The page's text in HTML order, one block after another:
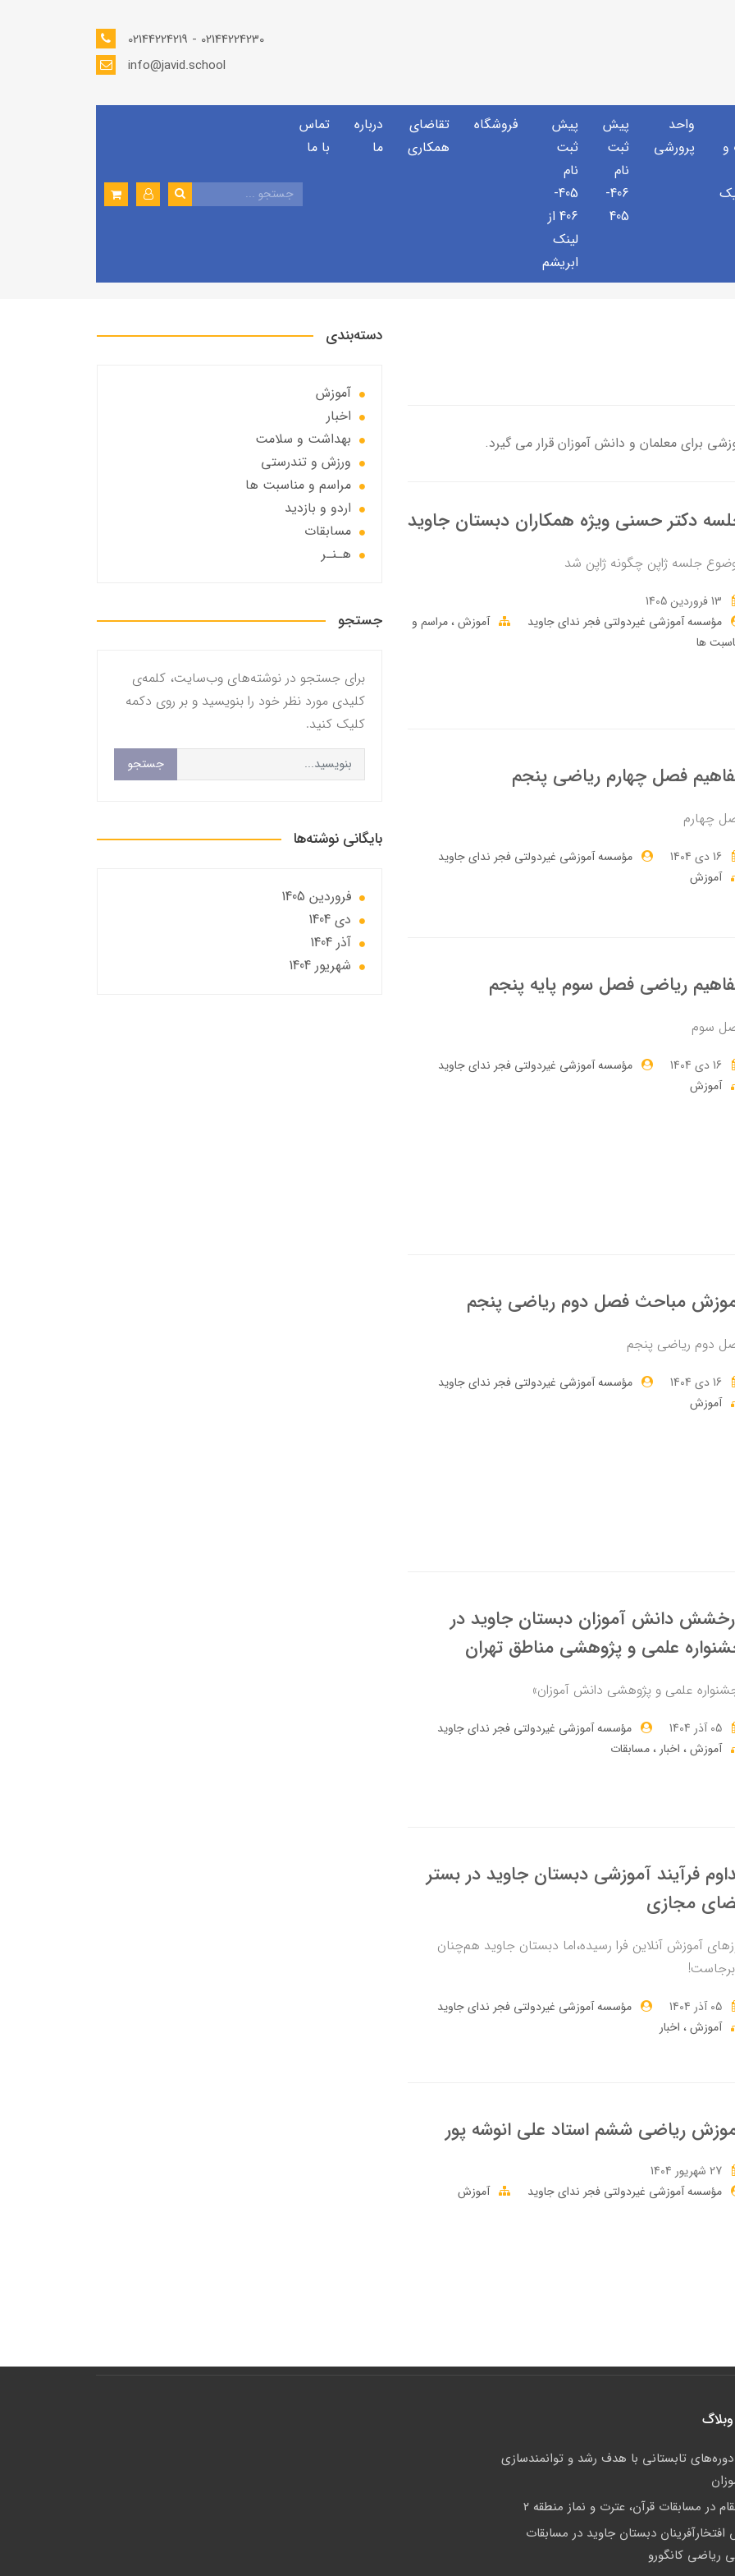
02144224219 - 02144224230
info@javid.school
و
واحد
پرورشی
پیش
ثبت
نام
406-
405
پیش
ثبت
نام
405-
406 از
لینک
ابریشم
فروشگاه
تقاضای
همکاری
درباره
ما
تماس
با ما
برای معلمان و دانش آموزان قرار می گیرد.
دکتر حسنی ویژه همکاران دبستان جاوید
جلسه ژاپن چگونه ژاپن شد
مؤسسه آموزشی غیردولتی فجر ندای جاوید
آموزش مراسم و
ها
فصل چهارم ریاضی پنجم
چهارم
مؤسسه آموزشی غیردولتی فجر ندای جاوید
آموزش
ریاضی فصل سوم پایه پنجم
سوم
مؤسسه آموزشی غیردولتی فجر ندای جاوید
آموزش
مباحث فصل دوم ریاضی پنجم
دوم ریاضی پنجم
مؤسسه آموزشی غیردولتی فجر ندای جاوید
آموزش
دانش آموزان دبستان جاوید در
علمی و پژوهشی مناطق تهران
علمی و پژوهشی دانش آموزان»
مؤسسه آموزشی غیردولتی فجر ندای جاوید
آموزش اخبار مسابقات
فرآیند آموزشی دبستان جاوید در بستر
مجازی
آموزش آنلاین فرا رسیده،اما دبستان جاوید هم‌چنان
مؤسسه آموزشی غیردولتی فجر ندای جاوید
آموزش اخبار
ریاضی ششم استاد علی انوشه پور
مؤسسه آموزشی غیردولتی فجر ندای جاوید
آموزش
دسته‌بندی
آموزش
اخبار
بهداشت و سلامت
ورزش و تندرستی
مراسم و مناسبت ها
اردو و بازدید
مسابقات
هـنـر
جستجو
برای جستجو در نوشته‌های وب‌سایت، کلمه‌ی
کلیدی مورد نظر خود را بنویسید و بر روی دکمه
کلیک کنید.
جستجو
بایگانی نوشته‌ها
فروردین 1405
دی 1404
آذر 1404
شهریور 1404
دوره‌های تابستانی با هدف رشد و توانمندسازی
در مسابقات قرآن، عترت و نماز منطقه ۲
دبستان جاوید در مسابقات
ریاضی کانگورو